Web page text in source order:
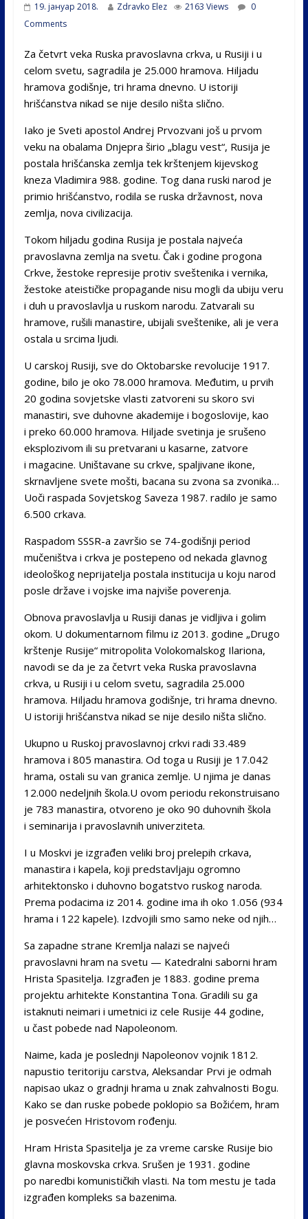
19. јануар 2018. Zdravko Elez 2163 Views
0
Comments
Za četvrt veka Ruska pravoslavna crkva, u Rusiji i u
celom svetu, sagradila je 25.000 hramova. Hiljadu
hramova godišnje, tri hrama dnevno. U istoriji
hrišćanstva nikad se nije desilo ništa slično.
Iako je Sveti apostol Andrej Prvozvani još u prvom
veku na obalama Dnjepra širio „blagu vest“, Rusija je
postala hrišćanska zemlja tek krštenjem kijevskog
kneza Vladimira 988. godine. Tog dana ruski narod je
primio hrišćanstvo, rodila se ruska državnost, nova
zemlja, nova civilizacija.
Tokom hiljadu godina Rusija je postala najveća
pravoslavna zemlja na svetu. Čak i godine progona
Crkve, žestoke represije protiv sveštenika i vernika,
žestoke ateističke propagande nisu mogli da ubiju veru
i duh u pravoslavlja u ruskom narodu. Zatvarali su
hramove, rušili manastire, ubijali sveštenike, ali je vera
ostala u srcima ljudi.
U carskoj Rusiji, sve do Oktobarske revolucije 1917.
godine, bilo je oko 78.000 hramova. Međutim, u prvih
20 godina sovjetske vlasti zatvoreni su skoro svi
manastiri, sve duhovne akademije i bogoslovije, kao
i preko 60.000 hramova. Hiljade svetinja je srušeno
eksplozivom ili su pretvarani u kasarne, zatvore
i magacine. Uništavane su crkve, spaljivane ikone,
skrnavljene svete mošti, bacana su zvona sa zvonika…
Uoči raspada Sovjetskog Saveza 1987. radilo je samo
6.500 crkava.
Raspadom SSSR-a završio se 74-godišnji period
mučeništva i crkva je postepeno od nekada glavnog
ideološkog neprijatelja postala institucija u koju narod
posle države i vojske ima najviše poverenja.
Obnova pravoslavlja u Rusiji danas je vidljiva i golim
okom. U dokumentarnom filmu iz 2013. godine „Drugo
krštenje Rusije“ mitropolita Volokomalskog Ilariona,
navodi se da je za četvrt veka Ruska pravoslavna
crkva, u Rusiji i u celom svetu, sagradila 25.000
hramova. Hiljadu hramova godišnje, tri hrama dnevno.
U istoriji hrišćanstva nikad se nije desilo ništa slično.
Ukupno u Ruskoj pravoslavnoj crkvi radi 33.489
hramova i 805 manastira. Od toga u Rusiji je 17.042
hrama, ostali su van granica zemlje. U njima je danas
12.000 nedeljnih škola.U ovom periodu rekonstruisano
je 783 manastira, otvoreno je oko 90 duhovnih škola
i seminarija i pravoslavnih univerziteta.
I u Moskvi je izgrađen veliki broj prelepih crkava,
manastira i kapela, koji predstavljaju ogromno
arhitektonsko i duhovno bogatstvo ruskog naroda.
Prema podacima iz 2014. godine ima ih oko 1.056 (934
hrama i 122 kapele). Izdvojili smo samo neke od njih…
Sa zapadne strane Kremlja nalazi se najveći
pravoslavni hram na svetu — Katedralni saborni hram
Hrista Spasitelja. Izgrađen je 1883. godine prema
projektu arhitekte Konstantina Tona. Gradili su ga
istaknuti neimari i umetnici iz cele Rusije 44 godine,
u čast pobede nad Napoleonom.
Naime, kada je poslednji Napoleonov vojnik 1812.
napustio teritoriju carstva, Aleksandar Prvi je odmah
napisao ukaz o gradnji hrama u znak zahvalnosti Bogu.
Kako se dan ruske pobede poklopio sa Božićem, hram
je posvećen Hristovom rođenju.
Hram Hrista Spasitelja je za vreme carske Rusije bio
glavna moskovska crkva. Srušen je 1931. godine
po naredbi komunističkih vlasti. Na tom mestu je tada
izgrađen kompleks sa bazenima.